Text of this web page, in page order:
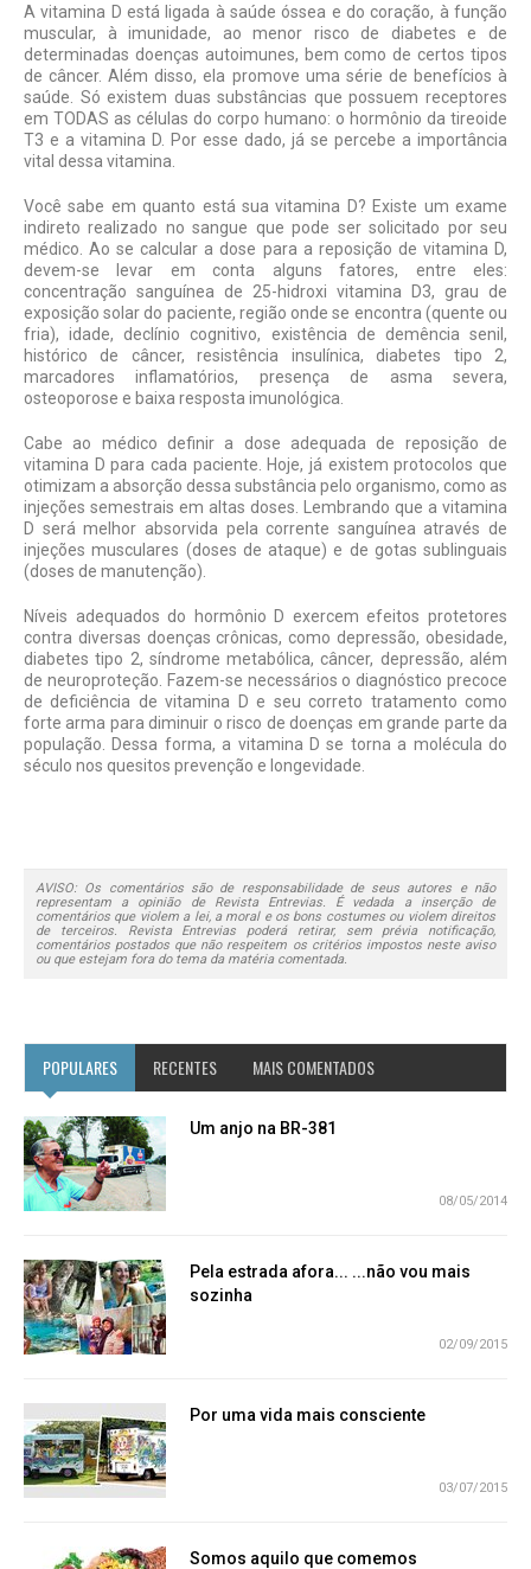
A vitamina D está ligada à saúde óssea e do coração, à função
muscular, à imunidade, ao menor risco de diabetes e de
determinadas doenças autoimunes, bem como de certos tipos
de câncer. Além disso, ela promove uma série de benefícios à
saúde. Só existem duas substâncias que possuem receptores
em TODAS as células do corpo humano: o hormônio da tireoide
T3 e a vitamina D. Por esse dado, já se percebe a importância
vital dessa vitamina.
Você sabe em quanto está sua vitamina D? Existe um exame
indireto realizado no sangue que pode ser solicitado por seu
médico. Ao se calcular a dose para a reposição de vitamina D,
devem-se levar em conta alguns fatores, entre eles:
concentração sanguínea de 25-hidroxi vitamina D3, grau de
exposição solar do paciente, região onde se encontra (quente ou
fria), idade, declínio cognitivo, existência de demência senil,
histórico de câncer, resistência insulínica, diabetes tipo 2,
marcadores inflamatórios, presença de asma severa,
osteoporose e baixa resposta imunológica.
Cabe ao médico definir a dose adequada de reposição de
vitamina D para cada paciente. Hoje, já existem protocolos que
otimizam a absorção dessa substância pelo organismo, como as
injeções semestrais em altas doses. Lembrando que a vitamina
D será melhor absorvida pela corrente sanguínea através de
injeções musculares (doses de ataque) e de gotas sublinguais
(doses de manutenção).
Níveis adequados do hormônio D exercem efeitos protetores
contra diversas doenças crônicas, como depressão, obesidade,
diabetes tipo 2, síndrome metabólica, câncer, depressão, além
de neuroproteção. Fazem-se necessários o diagnóstico precoce
de deficiência de vitamina D e seu correto tratamento como
forte arma para diminuir o risco de doenças em grande parte da
população. Dessa forma, a vitamina D se torna a molécula do
século nos quesitos prevenção e longevidade.
AVISO: Os comentários são de responsabilidade de seus autores e não
representam a opinião de Revista Entrevias. É vedada a inserção de
comentários que violem a lei, a moral e os bons costumes ou violem direitos
de terceiros. Revista Entrevias poderá retirar, sem prévia notificação,
comentários postados que não respeitem os critérios impostos neste aviso
ou que estejam fora do tema da matéria comentada.
POPULARES RECENTES MAIS COMENTADOS
Um anjo na BR-381
08/05/2014
Pela estrada afora... ...não vou mais
sozinha
02/09/2015
Por uma vida mais consciente
03/07/2015
Somos aquilo que comemos